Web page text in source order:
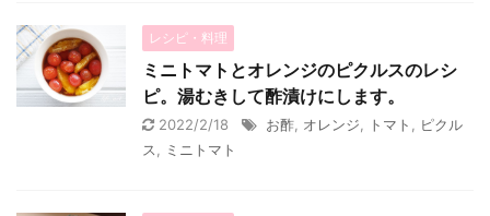
レシピ・料理
ミニトマトとオレンジのピクルスのレシ
ピ。湯むきして酢漬けにします。
2022/2/18 お酢 オレンジ トマト
ピクル
ス
ミニトマト